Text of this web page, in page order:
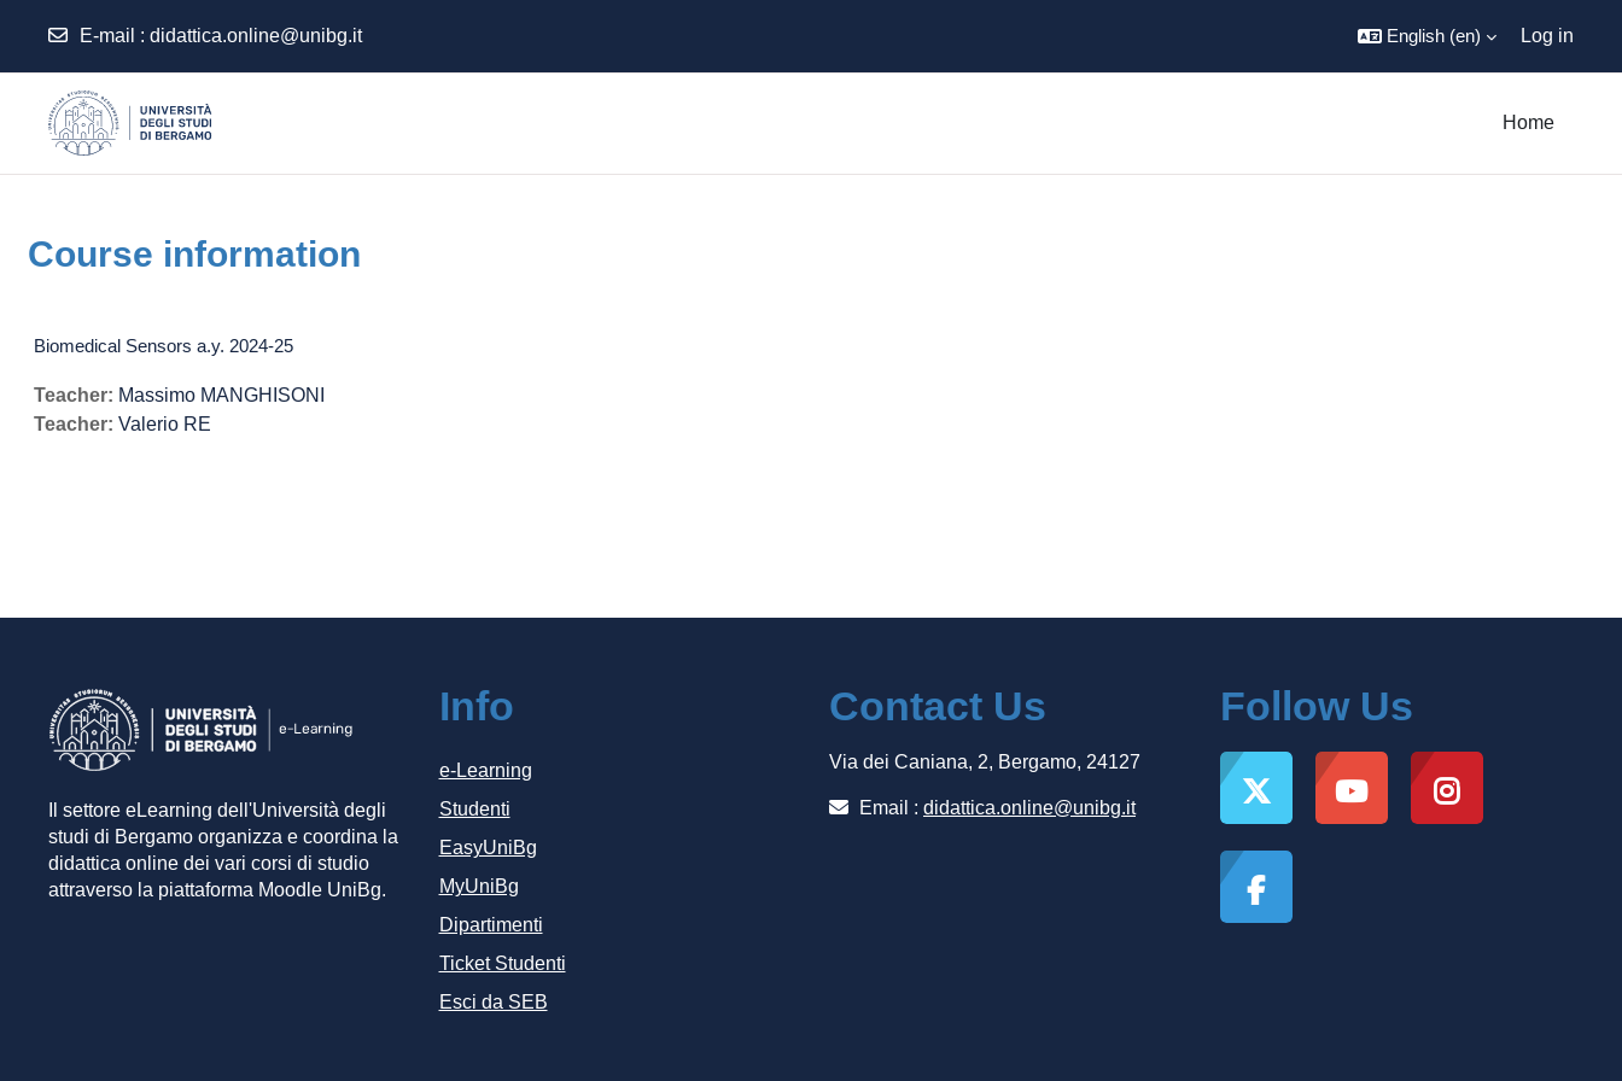
E-mail : didattica.online@unibg.it English ‎(en)‎ Log in
Home
Course information
Biomedical Sensors a.y. 2024-25
Teacher: Massimo MANGHISONI
Teacher: Valerio RE
Il settore eLearning dell'Università degli
studi di Bergamo organizza e coordina la
didattica online dei vari corsi di studio
attraverso la piattaforma Moodle UniBg.
Info
e-Learning
Studenti
EasyUniBg
MyUniBg
Dipartimenti
Ticket Studenti
Esci da SEB
Contact Us
Via dei Caniana, 2, Bergamo, 24127
Email : didattica.online@unibg.it
Follow Us